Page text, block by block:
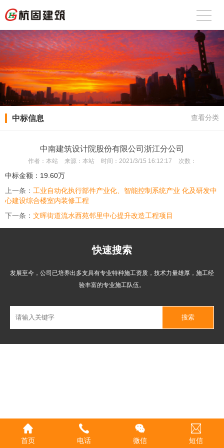
中标信息 查看分类
中南建筑设计院股份有限公司浙江分公司
作者： 本站 来源： 本站 时间： 2021/3/15 16:12:17 次数：
中标金额：19.60万
上一条： 工业自动化执行部件产业化、智能控制系统产业 化及研发中
心建设综合楼室内装修工程
下一条： 文晖街道流水西苑邻里中心提升改造工程项目
首页 电话 微信 短信
快速搜索
发展至今，公司已培养出多支具有专业特种施工资质，技术力量雄厚，施工经
验丰富的专业施工队伍。